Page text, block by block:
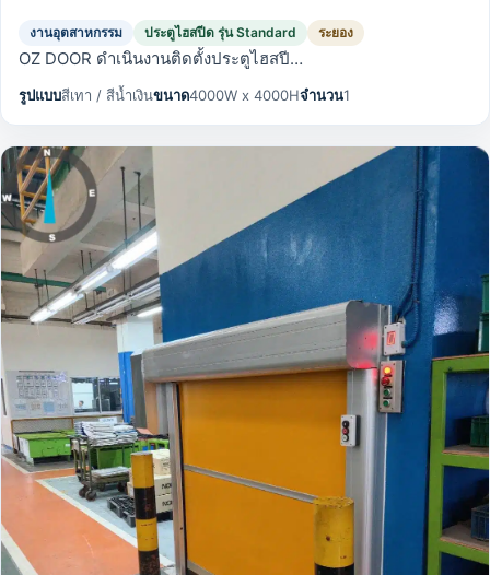
งานอุตสาหกรรม ประตูไฮสปีด รุ่น Standard ระยอง
OZ DOOR ดำเนินงานติดตั้งประตูไฮสปี…
รูปแบบสีเทา / สีน้ำเงินขนาด4000W x 4000Hจำนวน1